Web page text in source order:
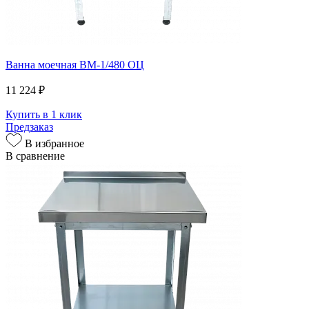
Ванна моечная ВМ-1/480 ОЦ
11 224 ₽
Купить в 1 клик
Предзаказ
В избранное
В сравнение